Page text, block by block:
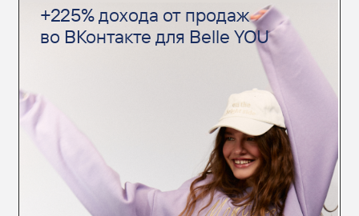
+225% дохода от продаж
во ВКонтакте для Belle YOU